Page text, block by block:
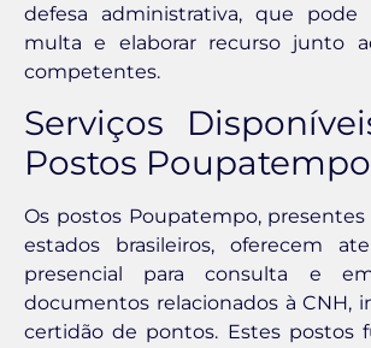
defesa administrativa, que pode
multa e elaborar recurso junto
competentes.
Serviços
Postos Poupatempo
Os postos Poupatempo,
estados brasileiros, oferecem
presencial para consulta e
documentos relacionados à CNH,
certidão de pontos. Estes postos